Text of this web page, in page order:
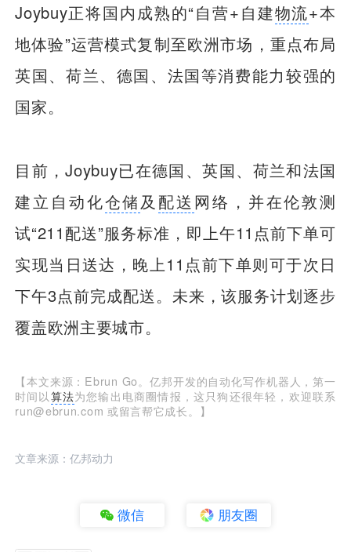
Joybuy正将国内成熟的“自营+自建物流+本
地体验”运营模式复制至欧洲市场，重点布局
英国、荷兰、德国、法国等消费能力较强的
国家。
目前，Joybuy已在德国、英国、荷兰和法国
建立自动化仓储 及 配送 网络，并在伦敦测
试“211配送”服务标准，即上午11点前下单可
实现当日送达，晚上11点前下单则可于次日
下午3点前完成配送。未来，该服务计划逐步
覆盖欧洲主要城市。
【本文来源：Ebrun Go。亿邦开发的自动化写作机器人，第一
时间以算法为您输出电商圈情报，这只狗还很年轻，欢迎联系
run@ebrun.com 或留言帮它成长。】
文章来源：亿邦动力
微信 朋友圈